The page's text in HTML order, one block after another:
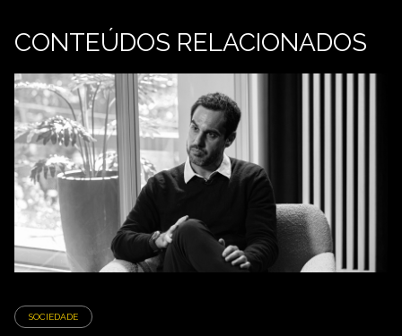
CONTEÚDOS RELACIONADOS
SOCIEDADE